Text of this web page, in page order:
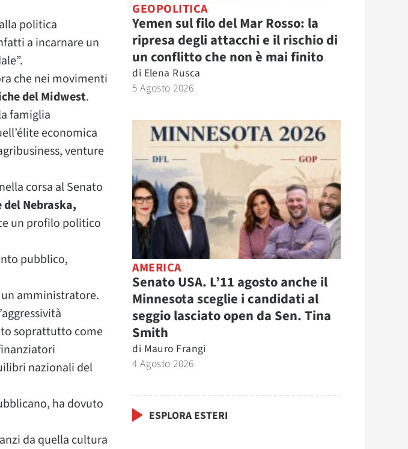
politica
a incarnare un
che nei movimenti
del Midwest.
famiglia
economica
venture
corsa al Senato
Nebraska,
un profilo politico
pubblico,
amministratore.
soprattutto come
nazionali del
ha dovuto
da quella cultura
GEOPOLITICA
Yemen sul filo del Mar Rosso: la
ripresa degli attacchi e il rischio di
un conflitto che non è mai finito
di Elena Rusca
5 Agosto 2026
AMERICA
Senato USA. L’11 agosto anche il
Minnesota sceglie i candidati al
seggio lasciato open da Sen. Tina
Smith
di Mauro Frangi
4 Agosto 2026
ESPLORA ESTERI